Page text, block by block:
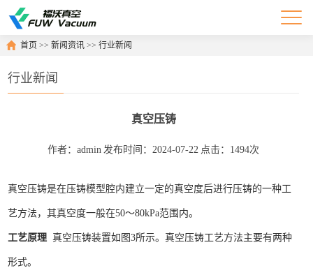
首页 >> 新闻资讯>> 行业新闻
行业新闻
真空压铸
作者：admin 发布时间：2024-07-22 点击：1494次
真空压铸是在压铸模型腔内建立一定的真空度后进行压铸的一种工
艺方法，其真空度一般在50～80kPa范围内。
工艺原理 真空压铸装置如图3所示。真空压铸工艺方法主要有两种
形式。